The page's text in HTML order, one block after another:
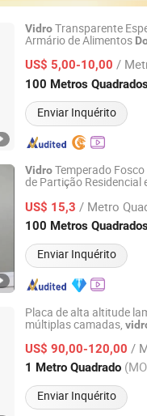
VidroTransparente
Armário de Alimentos
US$ 5,00-10,00 /
100 Metros
Enviar Inquérito
Technology Co.,
Desde 2026
VidroTemperado
de Partição Residencial
US$ 15,3 / Metro
100 Metros
Enviar Inquérito
Ltd.
Desde 2026
Placa de alta altitude
múltiplas camadas,
US$ 90,00-120,00 /
1 Metro Quadrado
Enviar Inquérito
Co., Ltd.
Desde 2017